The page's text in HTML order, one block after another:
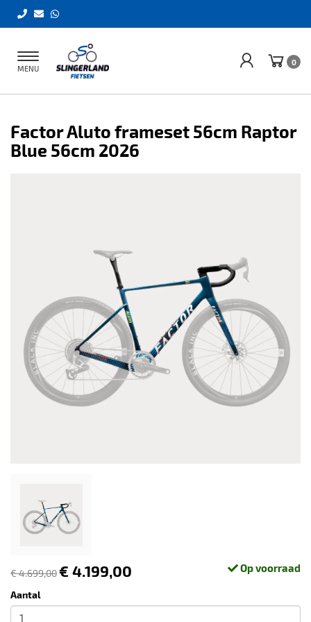
Toggle
navigation
MENU
0
Factor Aluto frameset 56cm Raptor
Blue 56cm 2026
€ 4.699,00€ 4.199,00 Op voorraad
Aantal